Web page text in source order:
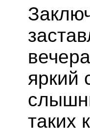
яркий
таких